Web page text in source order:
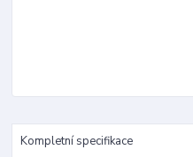
Kompletní specifikace